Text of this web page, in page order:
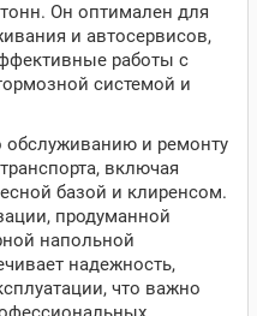
Он оптимален для
и автосервисов,
работы с
системой и
обслуживанию и ремонту
включая
базой и клиренсом.
продуманной
напольной
надежность,
что важно